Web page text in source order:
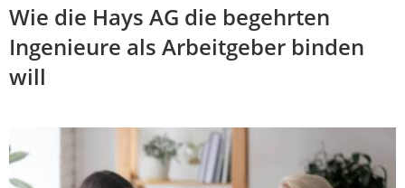
Wie die Hays AG die begehrten
Ingenieure als Arbeitgeber binden
will